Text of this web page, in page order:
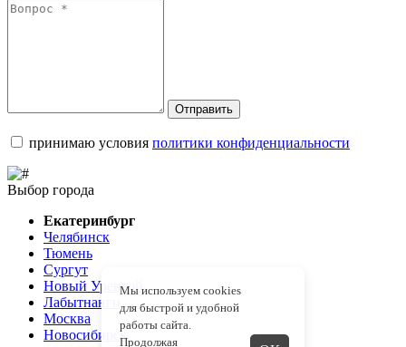
Отправить
принимаю условия политики конфиденциальности
Выбор города
Екатеринбург
Челябинск
Тюмень
Сургут
Новый Уренгой
Лабытнанги
Москва
Новосибирск
Мы используем cookies
для быстрой и удобной
работы сайта.
Продолжая